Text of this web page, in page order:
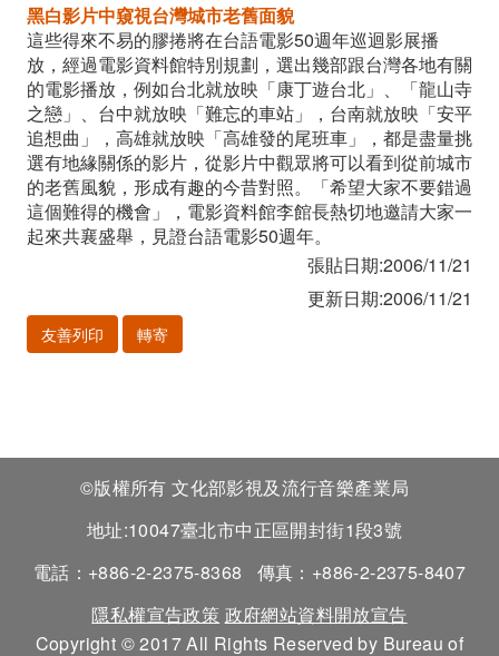
黑白影片中窺視台灣城市老舊面貌
這些得來不易的膠捲將在台語電影50週年巡迴影展播
放，經過電影資料館特別規劃，選出幾部跟台灣各地有關
的電影播放，例如台北就放映「康丁遊台北」、「龍山寺
之戀」、台中就放映「難忘的車站」，台南就放映「安平
追想曲」，高雄就放映「高雄發的尾班車」，都是盡量挑
選有地緣關係的影片，從影片中觀眾將可以看到從前城市
的老舊風貌，形成有趣的今昔對照。「希望大家不要錯過
這個難得的機會」，電影資料館李館長熱切地邀請大家一
起來共襄盛舉，見證台語電影50週年。
張貼日期:2006/11/21
更新日期:2006/11/21
友善列印 轉寄
©版權所有 文化部影視及流行音樂產業局
地址:10047臺北市中正區開封街1段3號
電話：+886-2-2375-8368
傳真：+886-2-2375-8407
隱私權宣告政策 政府網站資料開放宣告
Copyright © 2017 All Rights Reserved by Bureau of